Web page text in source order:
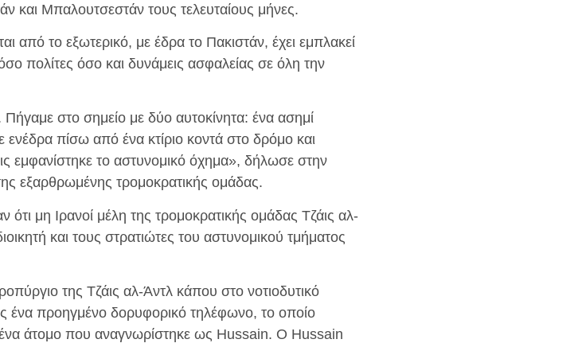
και Μπαλουτσεστάν τους τελευταίους μήνες.
από το εξωτερικό, με έδρα το Πακιστάν, έχει εμπλακεί
πολίτες όσο και δυνάμεις ασφαλείας σε όλη την
στο σημείο με δύο αυτοκίνητα: ένα ασημί
πίσω από ένα κτίριο κοντά στο δρόμο και
εμφανίστηκε το αστυνομικό όχημα», δήλωσε στην
εξαρθρωμένης τρομοκρατικής ομάδας.
μη Ιρανοί μέλη της τρομοκρατικής ομάδας Τζάις αλ-
και τους στρατιώτες του αστυνομικού τμήματος
της Τζάις αλ-Άντλ κάπου στο νοτιοδυτικό
ένα προηγμένο δορυφορικό τηλέφωνο, το οποίο
άτομο που αναγνωρίστηκε ως Hussain. Ο Hussain